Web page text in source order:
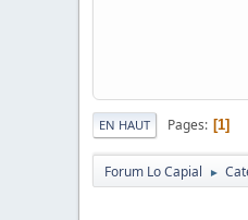
EN HAUT Pages 1
Forum Lo Capial ►